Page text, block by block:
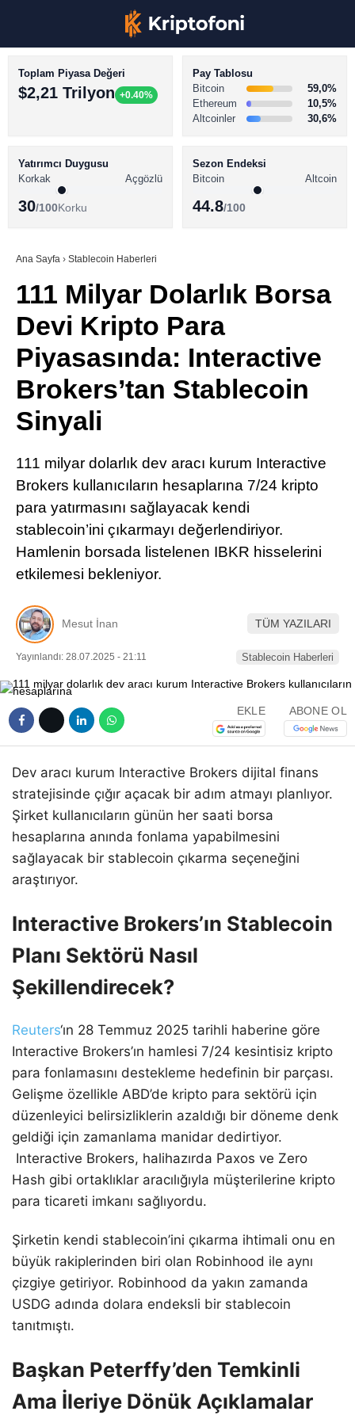
Youtube
Telegram
BİTCOİN HABERLERİ
ALTCOİN HABERLERİ
SÖZLÜK
Toplam Piyasa Değeri
$2,21 Trilyon +0.40%
Pay Tablosu
Bitcoin
59,0%
Ethereum
10,5%
Altcoinler
30,6%
Yatırımcı Duygusu
Korkak
Açgözlü
30/100Korku
Sezon Endeksi
Bitcoin
Altcoin
44.8/100
Ana Sayfa › Stablecoin Haberleri
111 Milyar Dolarlık Borsa
Devi Kripto Para
Piyasasında: Interactive
Brokers’tan Stablecoin
Sinyali
111 milyar dolarlık dev aracı kurum Interactive
Brokers kullanıcıların hesaplarına 7/24 kripto
para yatırmasını sağlayacak kendi
stablecoin’ini çıkarmayı değerlendiriyor.
Hamlenin borsada listelenen IBKR hisselerini
etkilemesi bekleniyor.
Mesut İnan TÜM YAZILARI
Yayınlandı: 28.07.2025 - 21:11 Stablecoin Haberleri
EKLE ABONE OL
Dev aracı kurum Interactive Brokers dijital finans
stratejisinde çığır açacak bir adım atmayı planlıyor.
Şirket kullanıcıların günün her saati borsa
hesaplarına anında fonlama yapabilmesini
sağlayacak bir stablecoin çıkarma seçeneğini
araştırıyor.
Interactive Brokers’ın Stablecoin
Planı Sektörü Nasıl
Şekillendirecek?
Reuters‘ın 28 Temmuz 2025 tarihli haberine göre
Interactive Brokers’ın hamlesi 7/24 kesintisiz kripto
para fonlamasını destekleme hedefinin bir parçası.
Gelişme özellikle ABD’de kripto para sektörü için
düzenleyici belirsizliklerin azaldığı bir döneme denk
geldiği için zamanlama manidar dedirtiyor.
Interactive Brokers, halihazırda Paxos ve Zero
Hash gibi ortaklıklar aracılığıyla müşterilerine kripto
para ticareti imkanı sağlıyordu.
Şirketin kendi stablecoin’ini çıkarma ihtimali onu en
büyük rakiplerinden biri olan Robinhood ile aynı
çizgiye getiriyor. Robinhood da yakın zamanda
USDG adında dolara endeksli bir stablecoin
tanıtmıştı.
Başkan Peterffy’den Temkinli
Ama İleriye Dönük Açıklamalar